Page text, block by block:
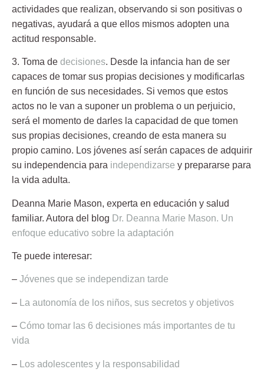
actividades que realizan, observando si son positivas o
negativas, ayudará a que ellos mismos adopten una
actitud responsable.
3. Toma de decisiones. Desde la infancia han de ser
capaces de tomar sus propias decisiones y modificarlas
en función de sus necesidades. Si vemos que estos
actos no le van a suponer un problema o un perjuicio,
será el momento de darles la capacidad de que tomen
sus propias decisiones, creando de esta manera su
propio camino. Los jóvenes así serán capaces de adquirir
su independencia para independizarse y prepararse para
la vida adulta.
Deanna Marie Mason, experta en educación y salud
familiar. Autora del blog Dr. Deanna Marie Mason. Un
enfoque educativo sobre la adaptación
Te puede interesar:
– Jóvenes que se independizan tarde
– La autonomía de los niños, sus secretos y objetivos
– Cómo tomar las 6 decisiones más importantes de tu
vida
– Los adolescentes y la responsabilidad